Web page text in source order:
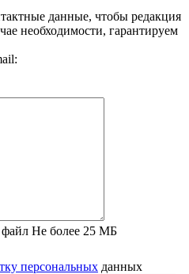
данные, чтобы редакция
необходимости, гарантируем
Не более 25 МБ
персональных данных